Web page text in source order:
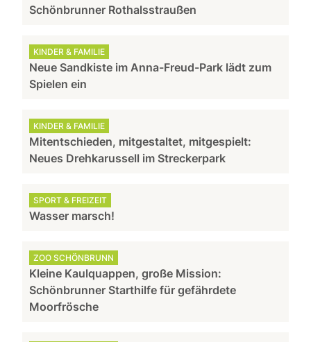
Schönbrunner Rothalsstraußen
KINDER & FAMILIE
Neue Sandkiste im Anna-Freud-Park lädt zum
Spielen ein
KINDER & FAMILIE
Mitentschieden, mitgestaltet, mitgespielt:
Neues Drehkarussell im Streckerpark
SPORT & FREIZEIT
Wasser marsch!
ZOO SCHÖNBRUNN
Kleine Kaulquappen, große Mission:
Schönbrunner Starthilfe für gefährdete
Moorfrösche